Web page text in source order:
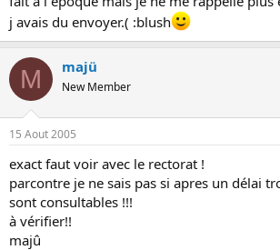
j avais du envoyer.( :blush
M majü
New Member
15 Aout 2005
exact faut voir avec le rectorat !
parcontre je ne sais pas si apres un délai
sont consultables !!!
à vérifier!!
majû